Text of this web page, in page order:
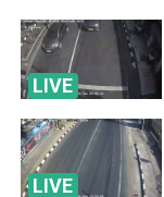
LIVE
LIVE